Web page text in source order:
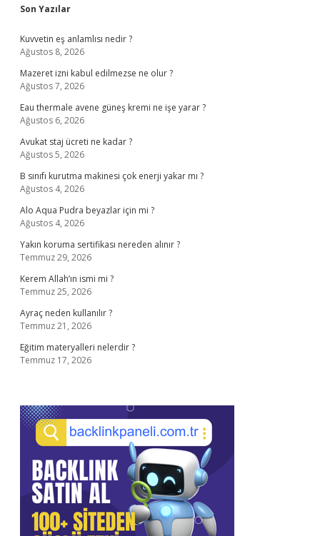
Sidebar
Son Yazılar
Kuvvetin eş anlamlısı nedir ?
Ağustos 8, 2026
Mazeret izni kabul edilmezse ne olur ?
Ağustos 7, 2026
Eau thermale avene güneş kremi ne işe yarar ?
Ağustos 6, 2026
Avukat staj ücreti ne kadar ?
Ağustos 5, 2026
B sınıfı kurutma makinesi çok enerji yakar mı ?
Ağustos 4, 2026
Alo Aqua Pudra beyazlar için mi ?
Ağustos 4, 2026
Yakın koruma sertifikası nereden alınır ?
Temmuz 29, 2026
Kerem Allah’ın ismi mi ?
Temmuz 25, 2026
Ayraç neden kullanılır ?
Temmuz 21, 2026
Eğitim materyalleri nelerdir ?
Temmuz 17, 2026